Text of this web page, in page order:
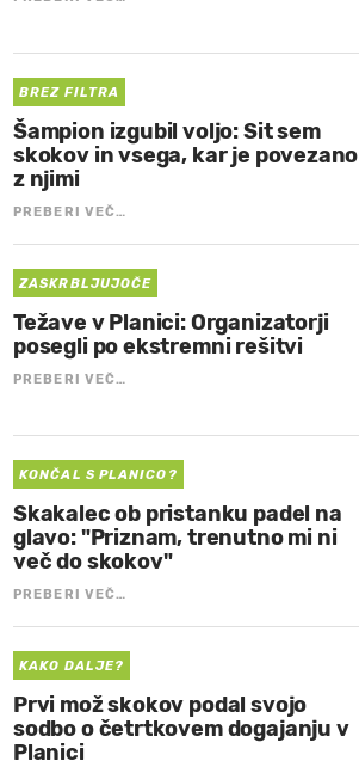
BREZ FILTRA
Šampion izgubil voljo: Sit sem
skokov in vsega, kar je povezano
z njimi
PREBERI VEČ…
ZASKRBLJUJOČE
Težave v Planici: Organizatorji
posegli po ekstremni rešitvi
PREBERI VEČ…
KONČAL S PLANICO?
Skakalec ob pristanku padel na
glavo: "Priznam, trenutno mi ni
več do skokov"
PREBERI VEČ…
KAKO DALJE?
Prvi mož skokov podal svojo
sodbo o četrtkovem dogajanju v
Planici